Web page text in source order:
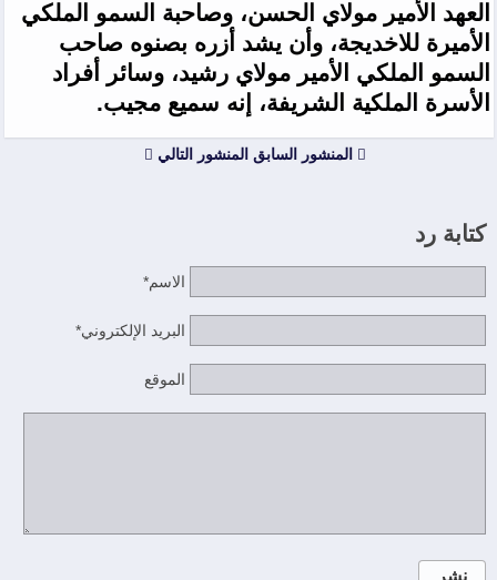
العهد الأمير مولاي الحسن، وصاحبة السمو الملكي
الأميرة للاخديجة، وأن يشد أزره بصنوه صاحب
السمو الملكي الأمير مولاي رشيد، وسائر أفراد
الأسرة الملكية الشريفة، إنه سميع مجيب.
المنشور السابق المنشور التالي
كتابة رد
الاسم*
البريد الإلكتروني*
الموقع
نشر